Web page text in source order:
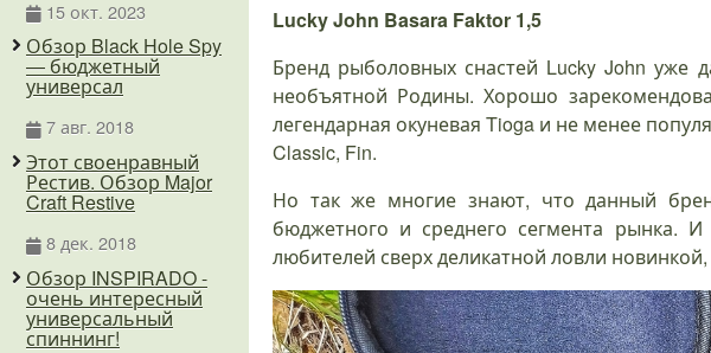
Lucky John Basara Faktor 1,5
Бренд рыболовных снастей Lucky John уже
необъятной Родины. Хорошо
легендарная окуневая Tioga и не менее
Classic, Fin.
Но так же многие знают, что данный
бюджетного и среднего сегмента рынка.
любителей сверх деликатной ловли
15 окт. 2023
Обзор Black Hole Spy
— бюджетный
универсал
7 авг. 2018
Этот своенравный
Рестив. Обзор Major
Craft Restive
8 дек. 2018
Обзор INSPIRADO -
очень интересный
универсальный
спиннинг!